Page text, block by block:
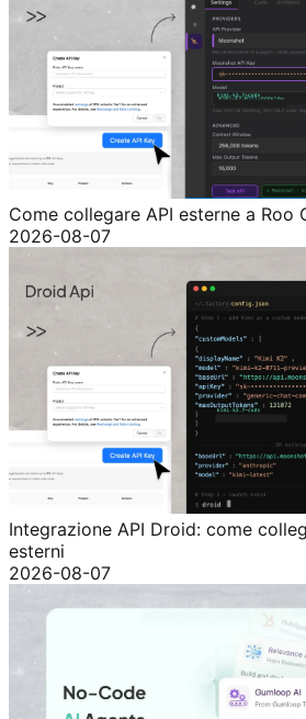
Come collegare API esterne a Roo
2026-08-07
Integrazione API Droid: come
esterni
2026-08-07